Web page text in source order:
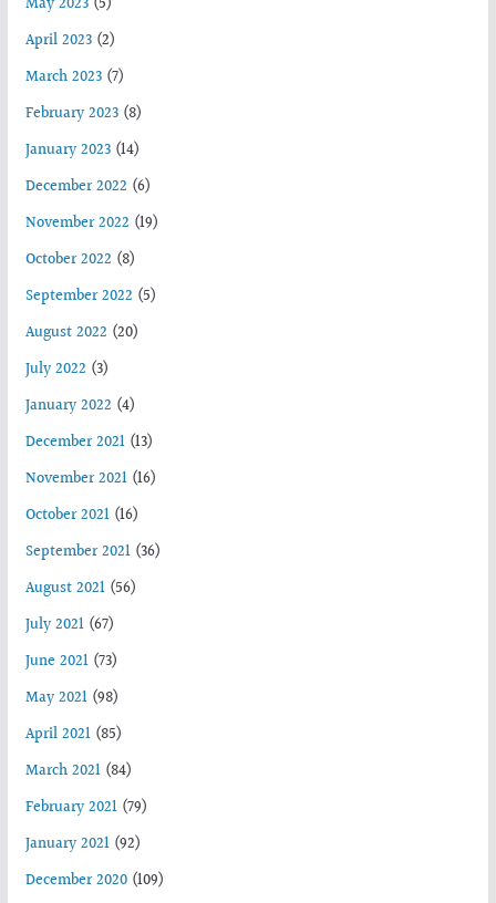
April 2023(2)
March 2023(7)
February 2023(8)
January 2023(14)
December 2022 (6)
November 2022 (19)
October 2022 (8)
September 2022 (5)
August 2022 (20)
July 2022 (3)
January 2022 (4)
December 2021(13)
November 2021(16)
October 2021(16)
September 2021(36)
August 2021(56)
July 2021(67)
June 2021(73)
May 2021(98)
April 2021(85)
March 2021(84)
February 2021(79)
January 2021(92)
December 2020(109)